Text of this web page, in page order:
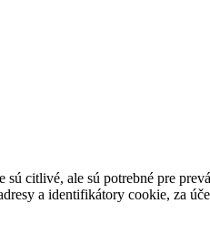
sú citlivé, ale sú potrebné pre
a identifikátory cookie, za